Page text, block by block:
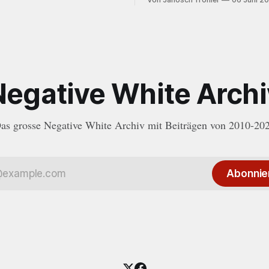
White
grosse Negative White Archiv mit Beiträgen von 2010-